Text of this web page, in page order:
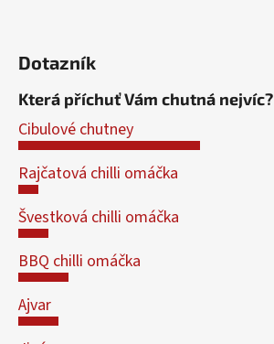
Dotazník
Která příchuť Vám chutná nejvíc?
Cibulové chutney
Rajčatová chilli omáčka
Švestková chilli omáčka
BBQ chilli omáčka
Ajvar